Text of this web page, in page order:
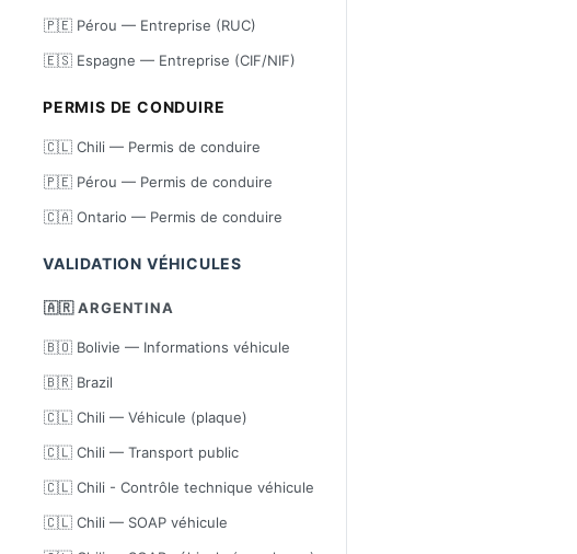
🇵🇪 Pérou — Entreprise (RUC)
🇪🇸 Espagne — Entreprise (CIF/NIF)
PERMIS DE CONDUIRE
🇨🇱 Chili — Permis de conduire
🇵🇪 Pérou — Permis de conduire
🇨🇦 Ontario — Permis de conduire
VALIDATION VÉHICULES
🇦🇷 ARGENTINA
🇧🇴 Bolivie — Informations véhicule
🇧🇷 Brazil
🇨🇱 Chili — Véhicule (plaque)
🇨🇱 Chili — Transport public
🇨🇱 Chili - Contrôle technique véhicule
🇨🇱 Chili — SOAP véhicule